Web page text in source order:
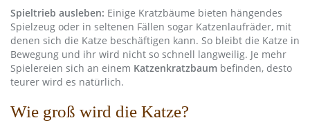
Spieltrieb ausleben: Einige Kratzbäume bieten hängendes
Spielzeug oder in seltenen Fällen sogar Katzenlaufräder, mit
denen sich die Katze beschäftigen kann. So bleibt die Katze in
Bewegung und ihr wird nicht so schnell langweilig. Je mehr
Spielereien sich an einem Katzenkratzbaum befinden, desto
teurer wird es natürlich.
Wie groß wird die Katze?